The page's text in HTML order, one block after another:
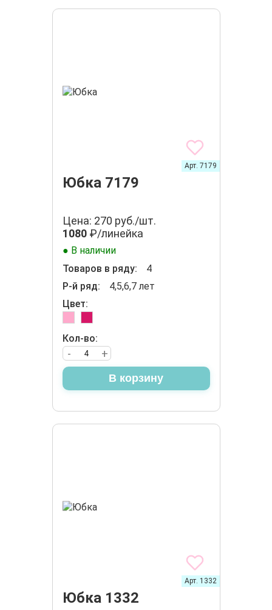
Юбка 7179
Арт. 7179
Цена: 270 руб./шт.
1080₽/линейка
● В наличии
Товаров в ряду:
4
Р-й ряд:
4,5,6,7 лет
Цвет:
Кол-во:
+
-
В корзину
Юбка 1332
Арт. 1332